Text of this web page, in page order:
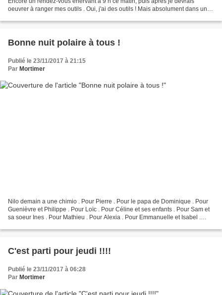
oeuvrer à ranger mes outils . Oui, j'ai des outils ! Mais absolument dans un
Bonne nuit polaire à tous !
Publié le 23/11/2017 à 21:15
Par Mortimer
Nilo demain a une chimio . Pour Pierre . Pour le papa de Dominique . Pour
Guenièvre et Philippe . Pour Loïc . Pour Céline et ses enfants . Pour Sam et
sa soeur Ines . Pour Mathieu . Pour Alexia . Pour Emmanuelle et Isabel .
C'est parti pour jeudi !!!!
Publié le 23/11/2017 à 06:28
Par Mortimer